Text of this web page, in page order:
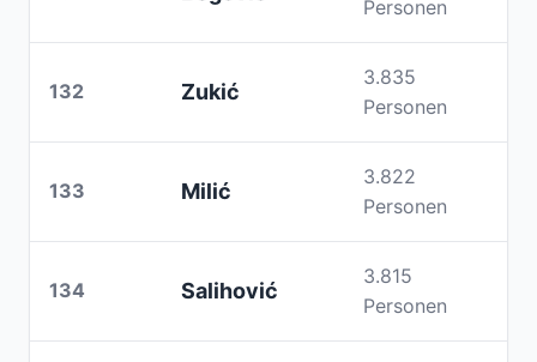
Personen
132 Zukić
3.835
Personen
133 Milić
3.822
Personen
134 Salihović
3.815
Personen